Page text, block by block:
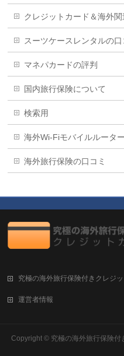
クレジットカード＆海外
スーツケースレンタルの口
マネパカードの評判
国内旅行保険について
検索用
海外Wi-Fiモバイルルータ
海外旅行保険の口コミ
究極の海外旅行保険付きクレジ
運営者情報
Copyright © 究極の海外旅行保険付